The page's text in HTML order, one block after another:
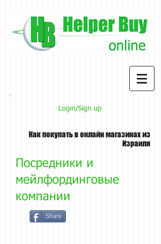
Login/Sign up
Как покупать в онлайн магазинах из
Израиля
Посредники и
мейлфординговые
компании
Share